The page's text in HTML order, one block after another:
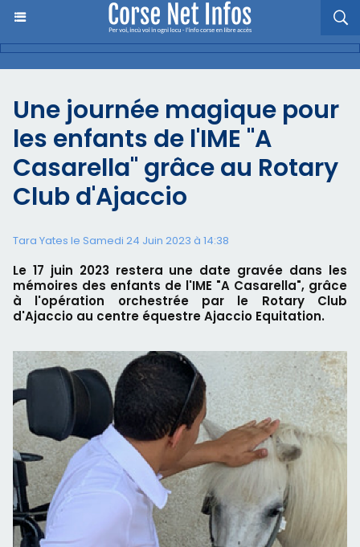
Une journée magique pour
les enfants de l'IME "A
Casarella" grâce au Rotary
Club d'Ajaccio
Tara Yates le Samedi 24 Juin 2023 à 14:38
Le 17 juin 2023 restera une date gravée dans les
mémoires des enfants de l'IME "A Casarella", grâce
à l'opération orchestrée par le Rotary Club
d'Ajaccio au centre équestre Ajaccio Equitation.